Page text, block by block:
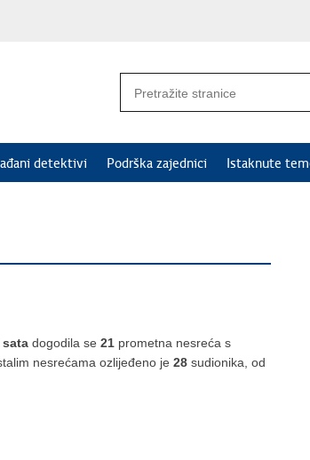
detektivi Podrška zajednici Istaknute
sata dogodila se 21 prometna nesreća s
nesrećama ozlijeđeno je 28 sudionika, od